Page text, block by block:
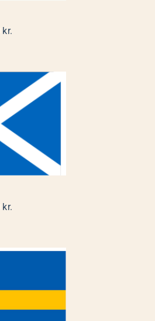
kr.
Skotland
kr.